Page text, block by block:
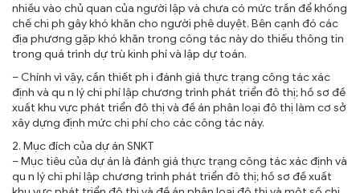
nhiều vào chủ quan của người lập và chưa có mức trần để khống
chế chi ph gây khó khăn cho người phê duyệt. Bên cạnh đó các
địa phương gặp khó khăn trong công tác này do thiếu thông tin
trong quá trình dự trù kinh phí và lập dự toán.
– Chính vì vậy, cần thiết ph i đánh giá thực trạng công tác xác
định và qu n lý chi phí lập chương trình phát triển đô thị; hồ sơ đề
xuất khu vực phát triển đô thị và đề án phân loại đô thị làm cơ sở
xây dựng định mức chi phí cho các công tác này.
2. Mục đích của dự án SNKT
– Mục tiêu của dự án là đánh giá thực trạng công tác xác định và
qu n lý chi phí lập chương trình phát triển đô thị; hồ sơ đề xuất